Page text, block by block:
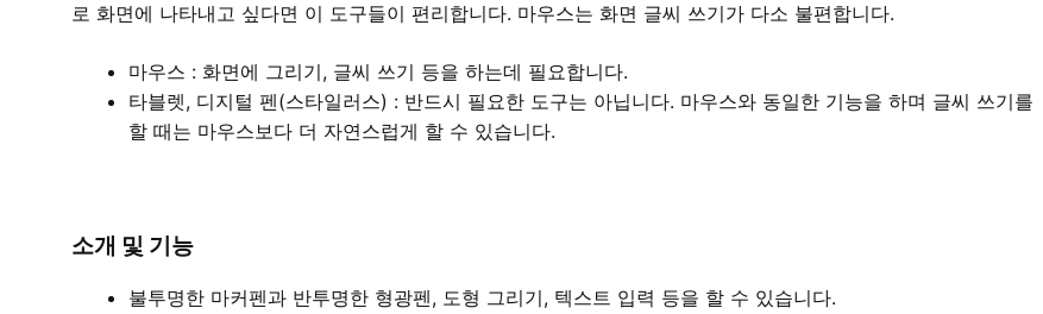
로 화면에 나타내고 싶다면 이 도구들이 편리합니다. 마우스는 화면 글씨 쓰기가 다소 불편합니다.
마우스 : 화면에 그리기, 글씨 쓰기 등을 하는데 필요합니다.
타블렛, 디지털 펜(스타일러스) : 반드시 필요한 도구는 아닙니다. 마우스와 동일한 기능을 하며 글씨 쓰기를
할 때는 마우스보다 더 자연스럽게 할 수 있습니다.
소개 및 기능
불투명한 마커펜과 반투명한 형광펜, 도형 그리기, 텍스트 입력 등을 할 수 있습니다.